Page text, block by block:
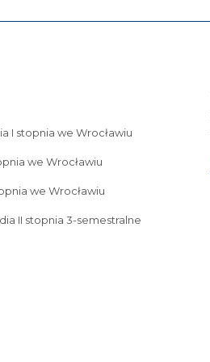
I stopnia we Wrocławiu
we Wrocławiu
we Wrocławiu
II stopnia 3-semestralne